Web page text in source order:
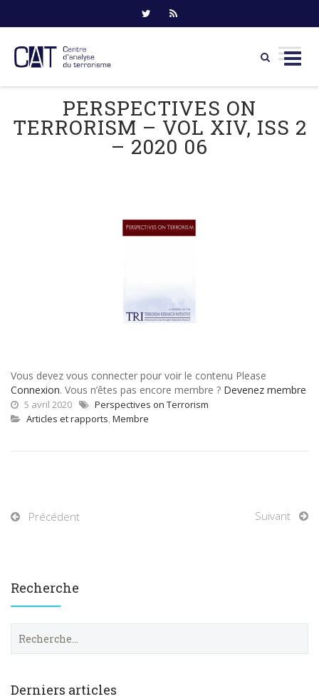
content
PERSPECTIVES ON
TERRORISM – VOL XIV, ISS 2
– 2020 06
Vous devez vous connecter pour voir le contenu Please
Connexion. Vous n’êtes pas encore membre ? Devenez membre
5 avril 2020
Perspectives on Terrorism
Articles et rapports, Membre
Précédent Suivant
Recherche
e
Derniers articles